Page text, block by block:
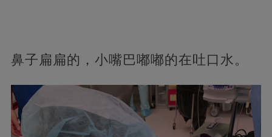
鼻子扁扁的，小嘴巴嘟嘟的在吐口水。